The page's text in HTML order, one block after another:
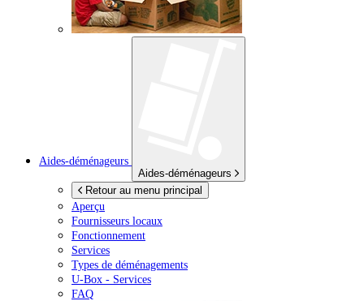
Aides-déménageurs
Aides-déménageurs
Retour au menu principal
Aperçu
Fournisseurs locaux
Fonctionnement
Services
Types de déménagements
U-Box - Services
FAQ